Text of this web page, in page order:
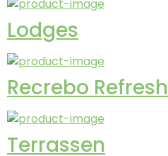
Lodges
Recrebo Refresh
Terrassen